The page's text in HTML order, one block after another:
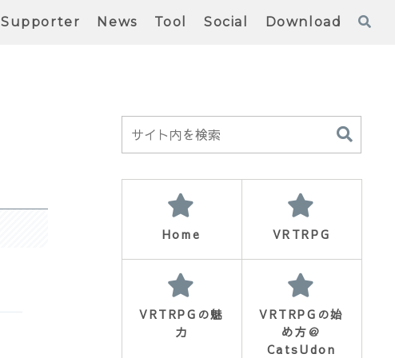
Supporter News Tool Social Download
Home VRTRPG
VRTRPGの魅
力
VRTRPGの始
め方＠
CatsUdon